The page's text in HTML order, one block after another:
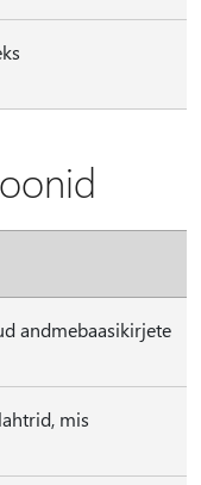
andmebaasikirjete
mis